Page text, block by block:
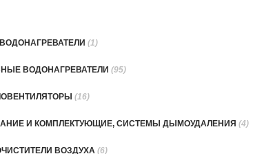
(1)
ВОДОНАГРЕВАТЕЛИ (95)
(16)
И КОМПЛЕКТУЮЩИЕ, СИСТЕМЫ ДЫМОУДАЛЕНИЯ (4)
ВОЗДУХА (6)